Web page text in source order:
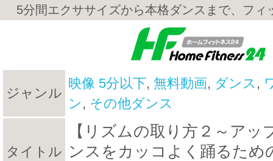
5分間エクササイズから本格ダンスまで、フィ
ジャンル
映像 5分以下, 無料動画, ダンス ,
ン , その他ダンス
タイトル
【リズムの取り方２～アッ
ンスをカッコよく踊るため